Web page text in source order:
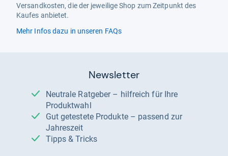
Versandkosten, die der jeweilige Shop zum Zeitpunkt des
Kaufes anbietet.
Mehr Infos dazu in unseren FAQs
Newsletter
Neutrale Ratgeber – hilfreich für Ihre
Produktwahl
Gut getestete Produkte – passend zur
Jahreszeit
Tipps & Tricks